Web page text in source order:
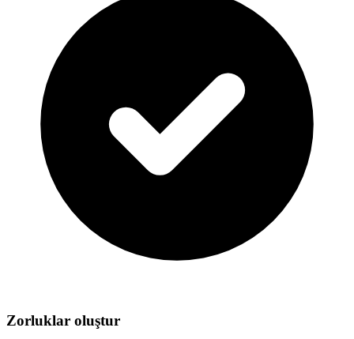
Zorluklar oluştur